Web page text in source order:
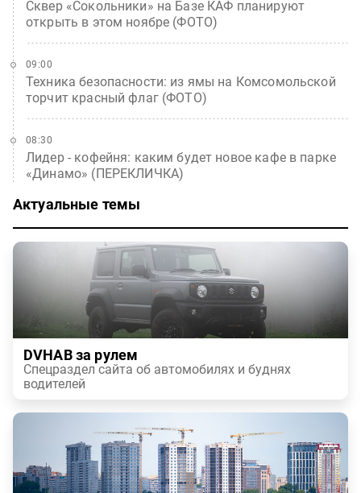
Сквер «Сокольники» на Базе КАФ планируют
открыть в этом ноябре (ФОТО)
Техника безопасности: из ямы на Комсомольской
торчит красный флаг (ФОТО)
09:00
Лидер - кофейня: каким будет новое кафе в парке
«Динамо» (ПЕРЕКЛИЧКА)
08:30
Актуальные темы
DVHAB за рулем
Спецраздел сайта об автомобилях и буднях
водителей